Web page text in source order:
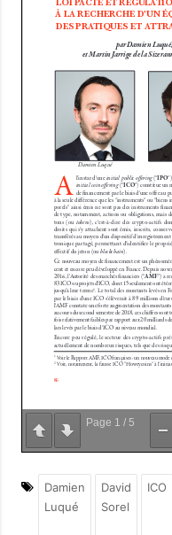
Page 1 / 5
Damien
Luqué
David
Sorel
ICO